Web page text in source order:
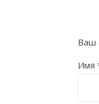
Ваш
Имя